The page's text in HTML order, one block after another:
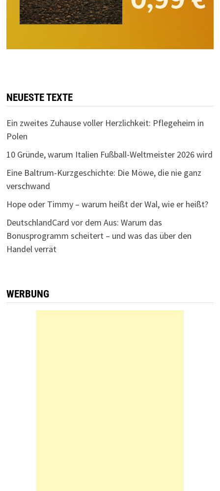
NEUESTE TEXTE
Ein zweites Zuhause voller Herzlichkeit: Pflegeheim in
Polen
10 Gründe, warum Italien Fußball-Weltmeister 2026 wird
Eine Baltrum-Kurzgeschichte: Die Möwe, die nie ganz
verschwand
Hope oder Timmy – warum heißt der Wal, wie er heißt?
DeutschlandCard vor dem Aus: Warum das
Bonusprogramm scheitert – und was das über den
Handel verrät
WERBUNG